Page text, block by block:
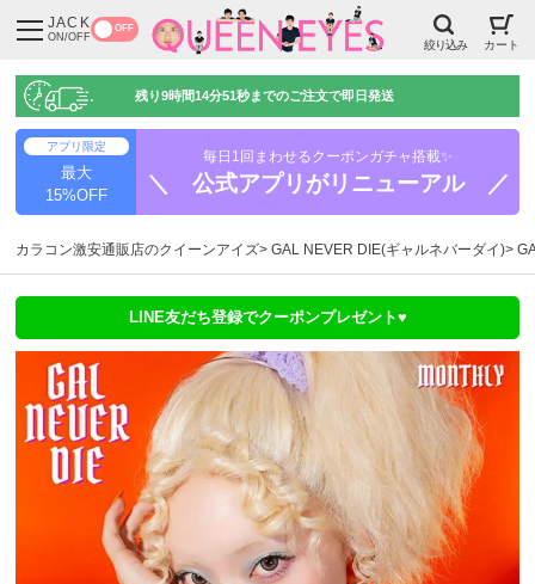
JACK
ON/OFF
OFF
絞り込み カート
残り9時間14分50秒までのご注文で即日発送
アプリ限定
最大
15%OFF
毎日1回まわせるクーポンガチャ搭載✨
＼ 公式アプリがリニューアル ／
カラコン激安通販店のクイーンアイズ GAL NEVER DIE(ギャルネバーダイ)
LINE友だち登録でクーポンプレゼント♥